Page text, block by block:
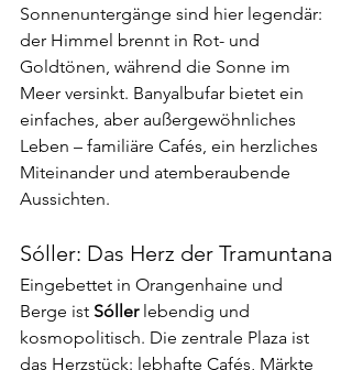
Sonnenuntergänge sind hier legendär:
der Himmel brennt in Rot- und
Goldtönen, während die Sonne im
Meer versinkt. Banyalbufar bietet ein
einfaches, aber außergewöhnliches
Leben – familiäre Cafés, ein herzliches
Miteinander und atemberaubende
Aussichten.
Sóller: Das Herz der Tramuntana
Eingebettet in Orangenhaine und
Berge ist Sóller lebendig und
kosmopolitisch. Die zentrale Plaza ist
das Herzstück: lebhafte Cafés, Märkte